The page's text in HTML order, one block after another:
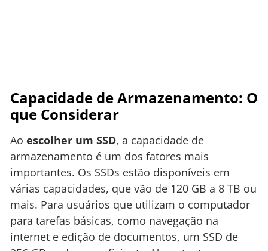
Capacidade de Armazenamento: O
que Considerar
Ao escolher um SSD, a capacidade de
armazenamento é um dos fatores mais
importantes. Os SSDs estão disponíveis em
várias capacidades, que vão de 120 GB a 8 TB ou
mais. Para usuários que utilizam o computador
para tarefas básicas, como navegação na
internet e edição de documentos, um SSD de